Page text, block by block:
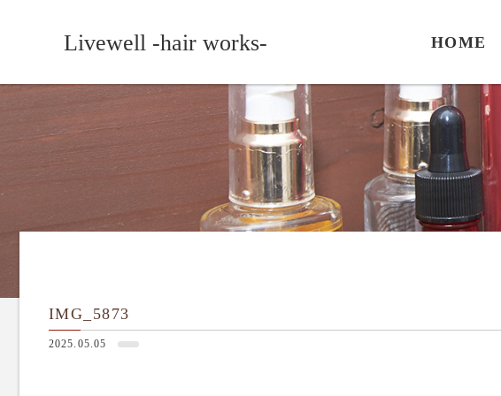
Livewell -hair works- HOME
IMG_5873
2025.05.05